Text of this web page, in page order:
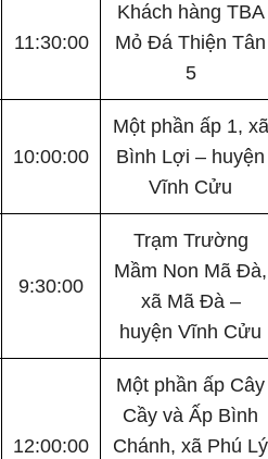
11:30:00
Khách hàng TBA
Mỏ Đá Thiện Tân
5
10:00:00
Một phần ấp 1, xã
Bình Lợi – huyện
Vĩnh Cửu
9:30:00
Trạm Trường
Mầm Non Mã Đà,
xã Mã Đà –
huyện Vĩnh Cửu
12:00:00
Một phần ấp Cây
Cầy và Ấp Bình
Chánh, xã Phú Lý